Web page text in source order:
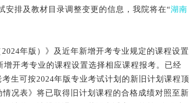
安排及教材目录调整变更的信息，我院将在“湖南
2024年版）》及近年新增开考专业规定的课程设置
增开考专业的课程设置选择相应课程报考。已经
考生可按2024年版专业考试计划的新旧计划课程顶
况表》将已取得旧计划课程的合格成绩对照至新